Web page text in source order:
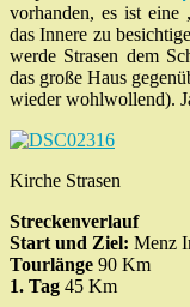
vorhanden, es ist
das Innere zu
werde Strasen dem
das große Haus
wieder wohlwollend).
Kirche Strasen
Streckenverlauf
Start und Ziel: Menz
Tourlänge 90 Km
1. Tag 45 Km